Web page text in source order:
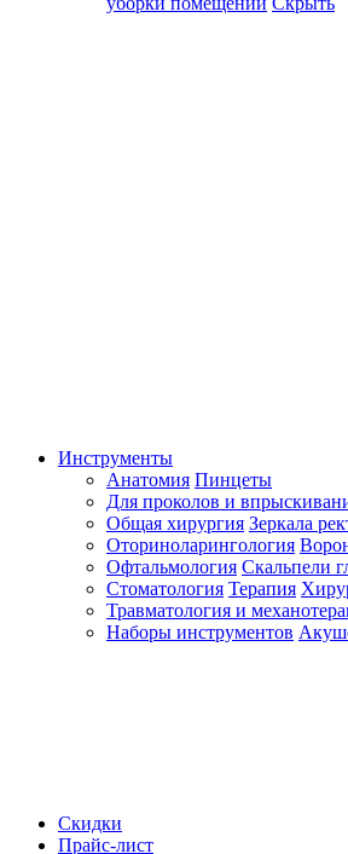
Инструменты
Анатомия Пинцеты
Для проколов и
Общая хирургия Зеркала
Оториноларингология
Офтальмология Скальпели
Стоматология Терапия
Травматология и
Наборы инструментов
Скидки
Прайс-лист